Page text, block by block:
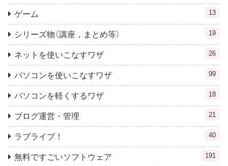
ゲーム 13
シリーズ物（講座，まとめ等） 19
ネットを使いこなすワザ 26
パソコンを使いこなすワザ 99
パソコンを軽くするワザ 18
ブログ運営・管理 21
ラブライブ！ 40
無料ですごいソフトウェア 191